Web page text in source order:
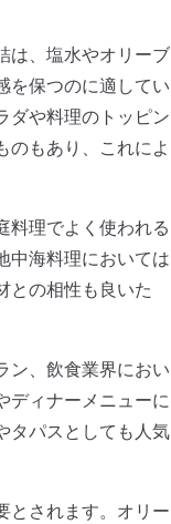
は、塩水やオリーブ
を保つのに適してい
ダや料理のトッピン
のもあり、これによ
料理でよく使われる
中海料理においては
との相性も良いた
ン、飲食業界におい
ディナーメニューに
タパスとしても人気
とされます。オリー